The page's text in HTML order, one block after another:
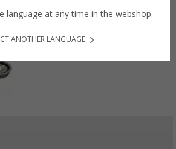
language at any time in the webshop.
ANOTHER LANGUAGE